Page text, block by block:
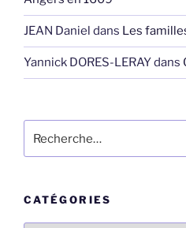
JEAN Daniel dans Les
Yannick DORES-LERAYdans
pour
CATÉGORIES